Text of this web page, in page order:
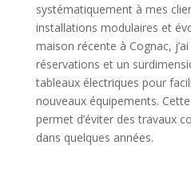
systématiquement à mes
installations modulaires et
maison récente à Cognac,
réservations et un
tableaux électriques pour
nouveaux équipements.
permet d’éviter des travaux
dans quelques années.